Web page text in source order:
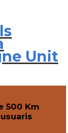
Unit
500 Km